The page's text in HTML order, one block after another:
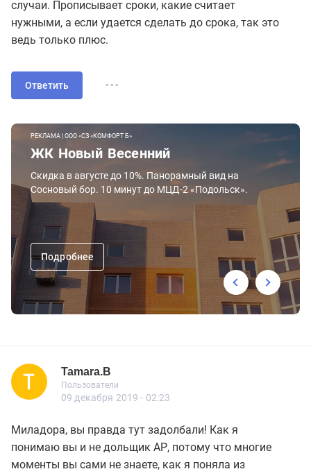
случаи. Прописывает сроки, какие считает
нужными, а если удается сделать до срока, так это
ведь только плюс.
Ответить ...
РЕКЛАМА | ООО «СЗ «КОМФОРТ Б»
ЖК Новый Весенний
Скидка в августе до 10%. Панорамный вид на
Сосновый бор. 10 минут до МЦД-2 «Подольск».
Подробнее
Tamara.B
Tamara.B
Пользователи
Пользователь
Пользователи
23 сообщений
09 декабря 2019 - 02:23
Миладора, вы правда тут задолбали! Как я
понимаю вы и не дольщик АР, потому что многие
моменты вы сами не знаете, как я поняла из